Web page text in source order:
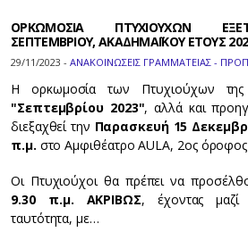
ΟΡΚΩΜΟΣΙΑ ΠΤΥΧΙΟΥΧΩΝ
ΣΕΠΤΕΜΒΡΙΟΥ, ΑΚΑΔΗΜΑΪΚΟΥ ΕΤΟΥΣ
29/11/2023 - ΑΝΑΚΟΙΝΩΣΕΙΣ ΓΡΑΜΜΑΤΕΙΑΣ -
Η ορκωμοσία των Πτυχιούχων της
"Σεπτεμβρίου 2023", αλλά και
διεξαχθεί την Παρασκευή 15
π.μ. στο Αμφιθέατρο AULA, 2ος
Οι Πτυχιούχοι θα πρέπει να
9.30 π.μ. ΑΚΡΙΒΩΣ, έχοντας μαζί
ταυτότητα, με…